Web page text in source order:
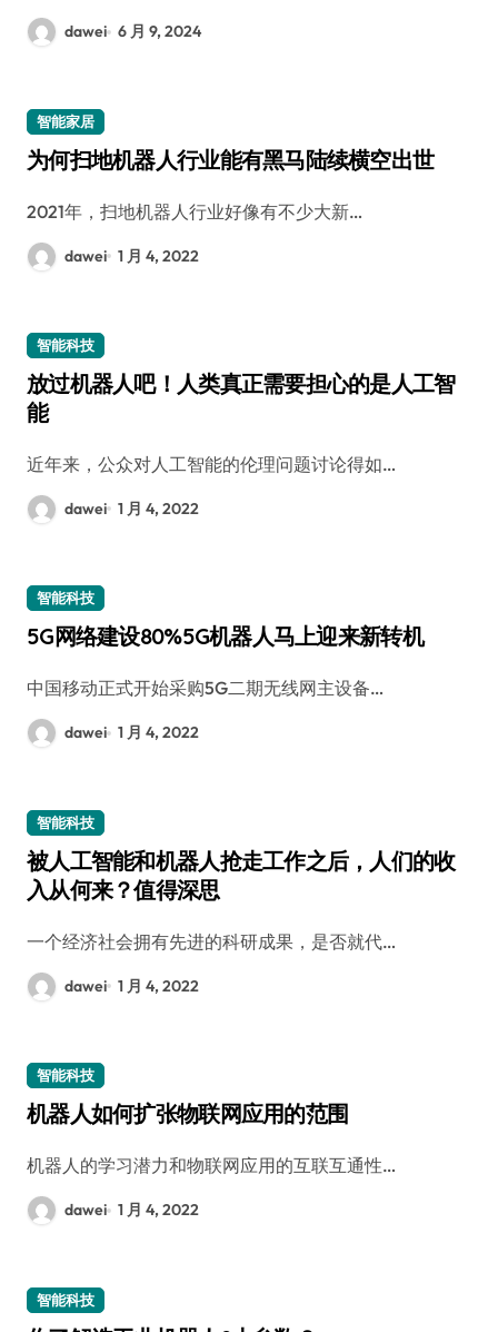
dawei 6 月 9, 2024
智能家居
为何扫地机器人行业能有黑马陆续横空出世
2021年，扫地机器人行业好像有不少大新…
dawei 1 月 4, 2022
智能科技
放过机器人吧！人类真正需要担心的是人工智
能
近年来，公众对人工智能的伦理问题讨论得如…
dawei 1 月 4, 2022
智能科技
5G网络建设80%5G机器人马上迎来新转机
中国移动正式开始采购5G二期无线网主设备…
dawei 1 月 4, 2022
智能科技
被人工智能和机器人抢走工作之后，人们的收
入从何来？值得深思
一个经济社会拥有先进的科研成果，是否就代…
dawei 1 月 4, 2022
智能科技
机器人如何扩张物联网应用的范围
机器人的学习潜力和物联网应用的互联互通性…
dawei 1 月 4, 2022
智能科技